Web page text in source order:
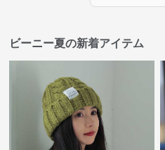
ビーニー夏の新着アイテム